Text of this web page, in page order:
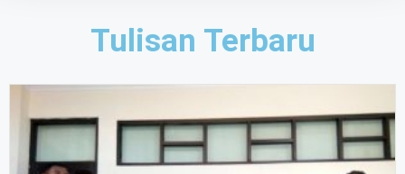
Tulisan Terbaru